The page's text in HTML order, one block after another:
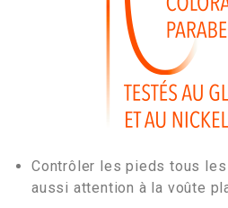
Contrôler les pieds tous
aussi attention à la voûte